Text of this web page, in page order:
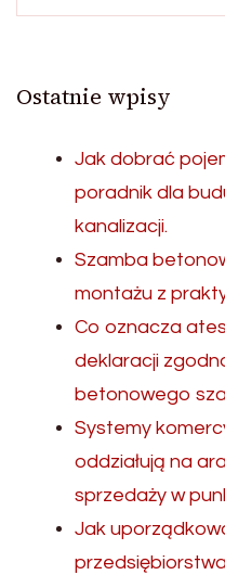
Ostatnie wpisy
Jak dobrać
poradnik dla
kanalizacji.
Szamba
montażu z
Co oznacza
deklaracji
betonowego
Systemy
oddziałują na
sprzedaży w
Jak